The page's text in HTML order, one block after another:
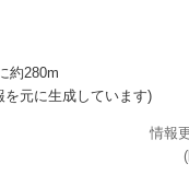
約280m
元に生成しています)
情報